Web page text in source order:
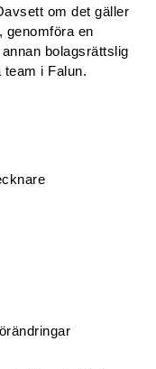
om det gäller
genomföra en
bolagsrättslig
i Falun.